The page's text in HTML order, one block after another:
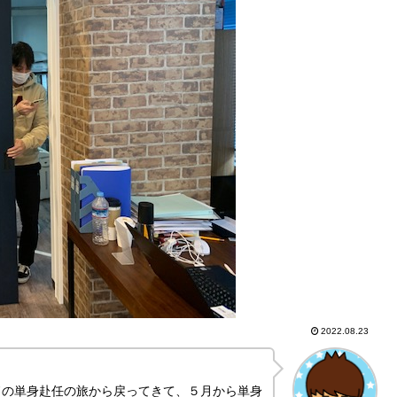
2022.08.23
単身赴任の旅から戻ってきて、５月から単身